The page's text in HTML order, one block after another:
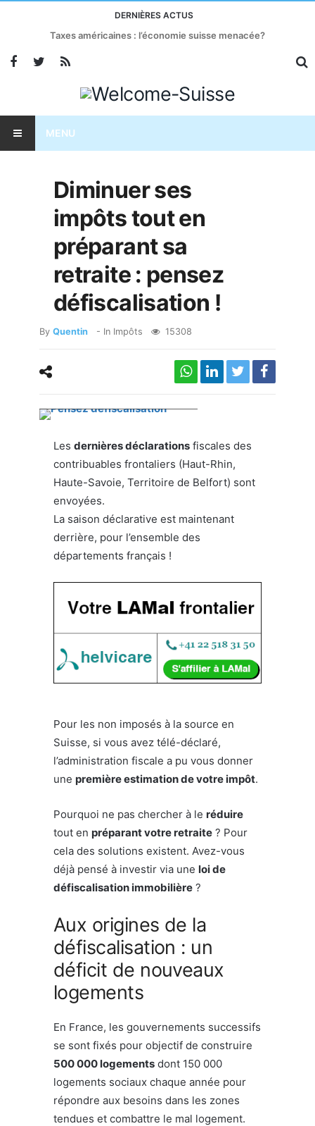
DERNIÈRES ACTUS
Taxes américaines : l’économie suisse menacée?
MENU
Diminuer ses
impôts tout en
préparant sa
retraite : pensez
défiscalisation !
By Quentin - In Impôts 15308
Les dernières déclarations fiscales des
contribuables frontaliers (Haut-Rhin,
Haute-Savoie, Territoire de Belfort) sont
envoyées.
La saison déclarative est maintenant
derrière, pour l’ensemble des
départements français !
Pour les non imposés à la source en
Suisse, si vous avez télé-déclaré,
l’administration fiscale a pu vous donner
une première estimation de votre impôt.
Pourquoi ne pas chercher à le réduire
tout en préparant votre retraite ? Pour
cela des solutions existent. Avez-vous
déjà pensé à investir via une loi de
défiscalisation immobilière ?
Aux origines de la
défiscalisation : un
déficit de nouveaux
logements
En France, les gouvernements successifs
se sont fixés pour objectif de construire
500 000 logements dont 150 000
logements sociaux chaque année pour
répondre aux besoins dans les zones
tendues et combattre le mal logement.